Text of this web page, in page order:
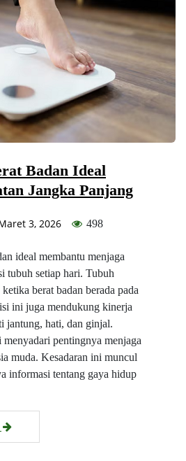
Badan Ideal
Jangka Panjang
3, 2026 498
ideal membantu menjaga
tubuh setiap hari. Tubuh
berat badan berada pada
ini juga mendukung kinerja
jantung, hati, dan ginjal.
pentingnya menjaga
muda. Kesadaran ini muncul
informasi tentang gaya hidup